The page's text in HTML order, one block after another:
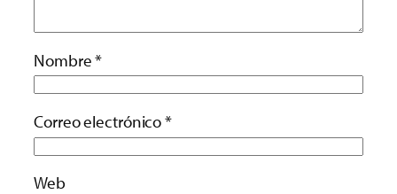
Nombre*
Correo electrónico*
Web